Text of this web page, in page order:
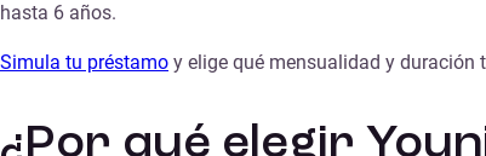
hasta 6 años.
Simula tu préstamo y elige qué mensualidad y duración
¿Por qué elegir